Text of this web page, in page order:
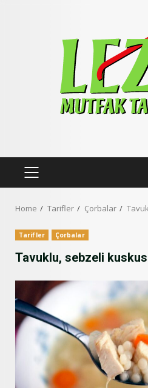
PRIMARY
Home Tarifler Çorbalar
Tarifler Çorbalar
Tavuklu, sebzeli